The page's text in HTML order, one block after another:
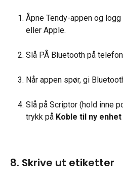
Åpne Tendy-appen og
eller Apple.
Slå PÅ Bluetooth på
Når appen spør, gi
Slå på Scriptor (hold inne
trykk på Koble til ny enhet
8. Skrive ut etiketter